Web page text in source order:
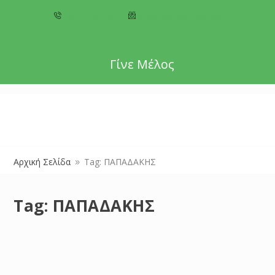
Γίνε Μέλος
Αρχική Σελίδα 9 Tag: ΠΑΠΑΔΑΚΗΣ
Tag: ΠΑΠΑΔΑΚΗΣ